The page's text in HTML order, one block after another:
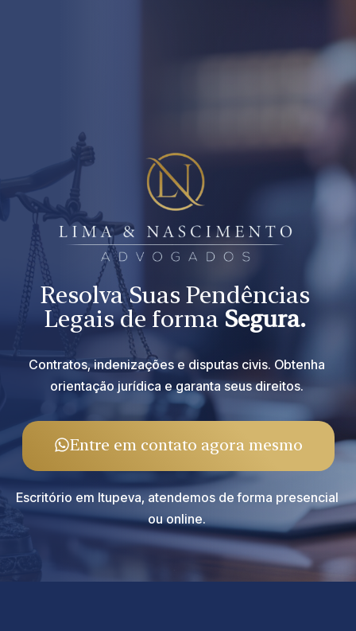
Resolva Suas Pendências
Legais de forma Segura.
Contratos, indenizações e disputas civis. Obtenha
orientação jurídica e garanta seus direitos.
Entre em contato agora mesmo
Escritório em Itupeva, atendemos de forma presencial
ou online.